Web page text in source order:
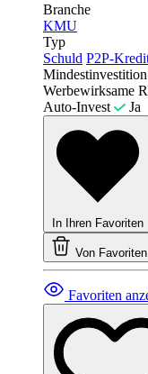
Branche
KMU
Typ
Schuld P2P-
Mindestinvestition
Werbewirksame
Auto-Invest
Ja
In Ihren Favoriten
Von
Favoriten